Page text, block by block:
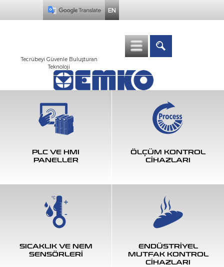
EN
Tecrübeyi Güvenle Buluşturan
Teknoloji
PLC VE HMI
PANELLER
ÖLÇÜM KONTROL
CİHAZLARI
SICAKLIK VE NEM
SENSÖRLERİ
ENDÜSTRİYEL
MUTFAK KONTROL
CİHAZLARI